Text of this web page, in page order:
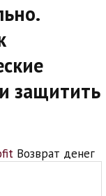
защитить
Возврат денег